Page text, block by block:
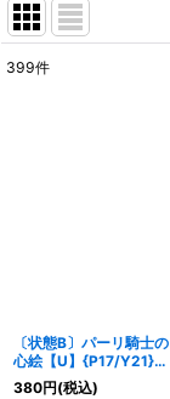
399件
〔状態B〕パーリ騎士の
心絵【U】{P17/Y21}
《自然》
380円(税込)